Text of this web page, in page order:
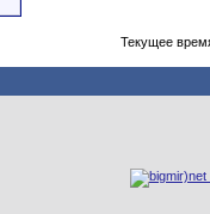
Текущее